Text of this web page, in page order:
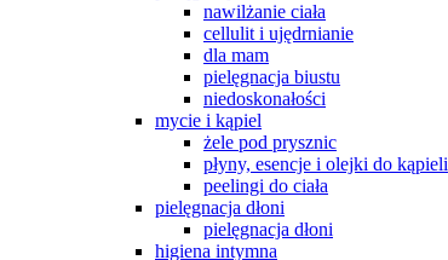
nawilżanie ciała
cellulit i ujędrnianie
dla mam
pielęgnacja biustu
niedoskonałości
mycie i kąpiel
żele pod prysznic
płyny, esencje i olejki do kąpieli
peelingi do ciała
pielęgnacja dłoni
pielęgnacja dłoni
higiena intymna